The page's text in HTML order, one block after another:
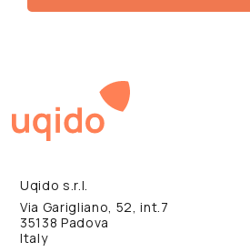
Uqido s.r.l.
Via Garigliano, 52, int.7
35138 Padova
Italy